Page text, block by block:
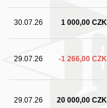
30.07.26 1 000,00 CZK
29.07.26 -1 266,00 CZK
29.07.26 20 000,00 CZK